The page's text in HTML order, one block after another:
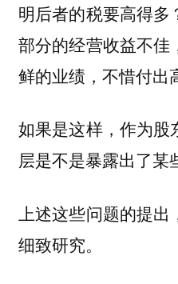
明后者的税要高得
部分的经营收益不佳
鲜的业绩，不惜付出
如果是这样，作为股
层是不是暴露出了某
上述这些问题的提出
细致研究。